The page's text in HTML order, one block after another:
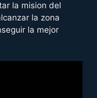
la mision del
la zona
la mejor